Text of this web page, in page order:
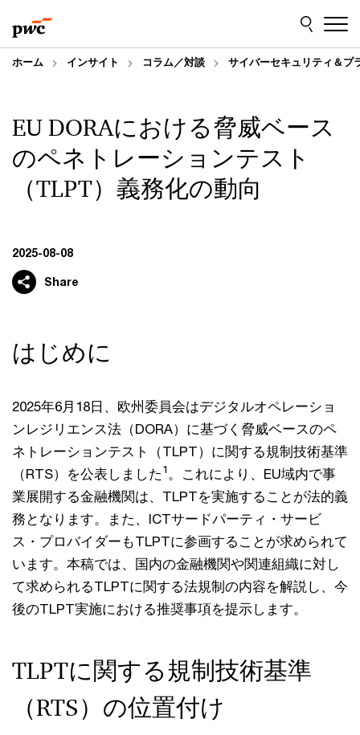
to
content
to
footer
ホーム インサイト コラム／対談 サイバーセキュリティ＆プ
EU DORAにおける脅威ベース
のペネトレーションテスト
（TLPT）義務化の動向
2025-08-08
Share
はじめに
2025年6月18日、欧州委員会はデジタルオペレーショ
ンレジリエンス法（DORA）に基づく脅威ベースのペ
ネトレーションテスト（TLPT）に関する規制技術基準
（RTS）を公表しました1。これにより、EU域内で事
業展開する金融機関は、TLPTを実施することが法的義
務となります。また、ICTサードパーティ・サービ
ス・プロバイダーもTLPTに参画することが求められて
います。本稿では、国内の金融機関や関連組織に対し
て求められるTLPTに関する法規制の内容を解説し、今
後のTLPT実施における推奨事項を提示します。
TLPTに関する規制技術基準
（RTS）の位置付け